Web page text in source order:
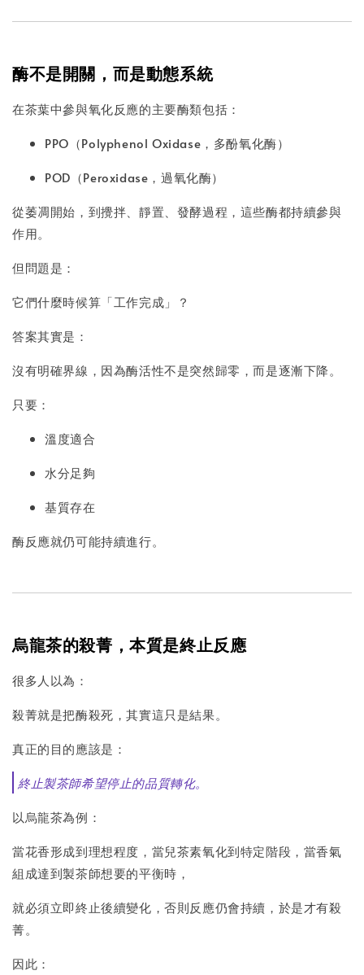
酶不是開關，而是動態系統
在茶葉中參與氧化反應的主要酶類包括：
PPO（Polyphenol Oxidase，多酚氧化酶）
POD（Peroxidase，過氧化酶）
從萎凋開始，到攪拌、靜置、發酵過程，這些酶都持續參與
作用。
但問題是：
它們什麼時候算「工作完成」？
答案其實是：
沒有明確界線，因為酶活性不是突然歸零，而是逐漸下降。
只要：
溫度適合
水分足夠
基質存在
酶反應就仍可能持續進行。
烏龍茶的殺菁，本質是終止反應
很多人以為：
殺菁就是把酶殺死，其實這只是結果。
真正的目的應該是：
終止製茶師希望停止的品質轉化。
以烏龍茶為例：
當花香形成到理想程度，當兒茶素氧化到特定階段，當香氣
組成達到製茶師想要的平衡時，
就必須立即終止後續變化，否則反應仍會持續，於是才有殺
菁。
因此：